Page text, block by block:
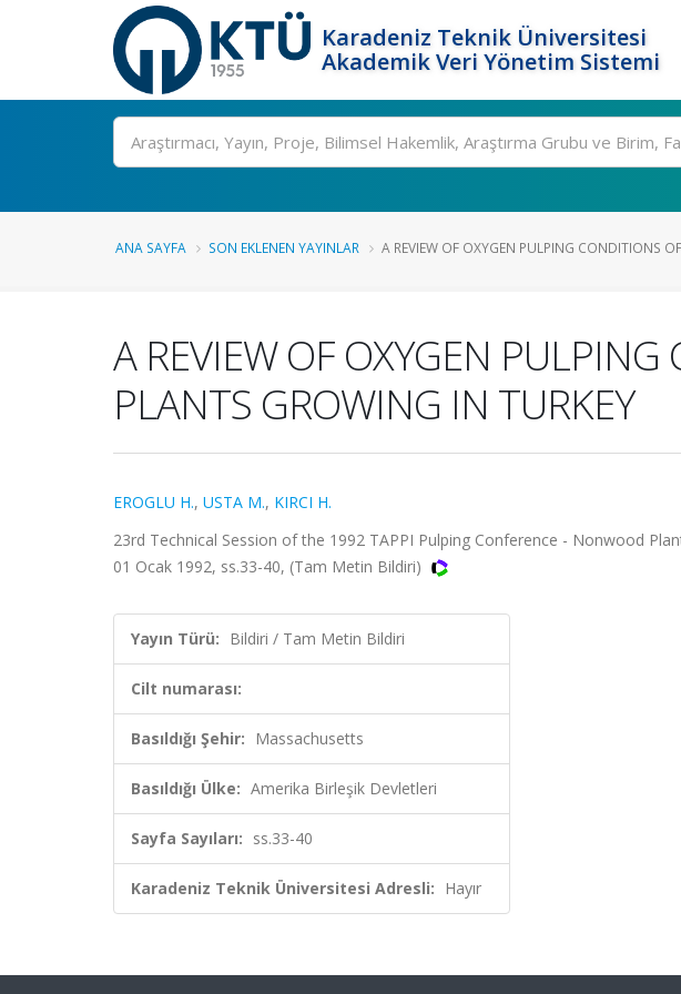
Karadeniz Teknik Üniversitesi
Akademik Veri Yönetim Sistemi
Ara
ANA SAYFA SON EKLENEN YAYINLAR A REVIEW OF OXYGEN PULPING CONDITIONS
A REVIEW OF OXYGEN
PLANTS GROWING IN TURKEY
EROGLU H., USTA M., KIRCI H.
23rd Technical Session of the 1992 TAPPI Pulping Conference - Nonwood
01 Ocak 1992, ss.33-40, (Tam Metin Bildiri)
Yayın Türü: Bildiri / Tam Metin Bildiri
Cilt numarası:
Basıldığı Şehir: Massachusetts
Basıldığı Ülke: Amerika Birleşik Devletleri
Sayfa Sayıları: ss.33-40
Karadeniz Teknik Üniversitesi Adresli: Hayır